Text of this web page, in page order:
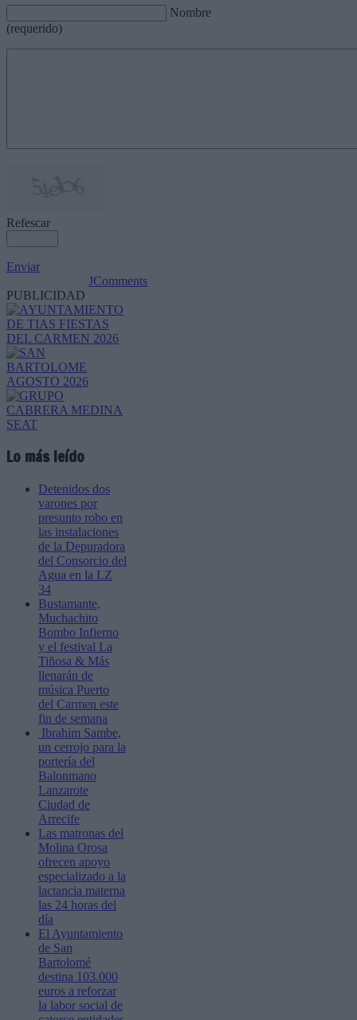
Nombre
(requerido)
Refescar
Enviar
JComments
PUBLICIDAD
Lo más leído
Detenidos dos
varones por
presunto robo en
las instalaciones
de la Depuradora
del Consorcio del
Agua en la LZ
34
Bustamante,
Muchachito
Bombo Infierno
y el festival La
Tiñosa & Más
llenarán de
música Puerto
del Carmen este
fin de semana
Ibrahim Sambe,
un cerrojo para la
portería del
Balonmano
Lanzarote
Ciudad de
Arrecife
Las matronas del
Molina Orosa
ofrecen apoyo
especializado a la
lactancia materna
las 24 horas del
día
El Ayuntamiento
de San
Bartolomé
destina 103.000
euros a reforzar
la labor social de